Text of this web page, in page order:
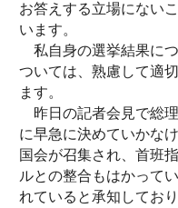
お答えする立場にない
います。
私自身の選挙結果に
ついては、熟慮して適
ます。
昨日の記者会見で総
に早急に決めていかな
国会が召集され、首班
ルとの整合もはかって
れていると承知しており